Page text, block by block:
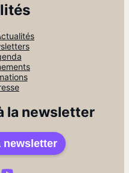
la newsletter
newsletter